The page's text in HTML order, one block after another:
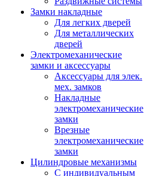
Замки накладные
Для легких дверей
Для металлических
дверей
Электромеханические
замки и аксессуары
Аксессуары для элек.
мех. замков
Накладные
электромеханические
замки
Врезные
электромеханические
замки
Цилиндровые механизмы
С индивидуальным